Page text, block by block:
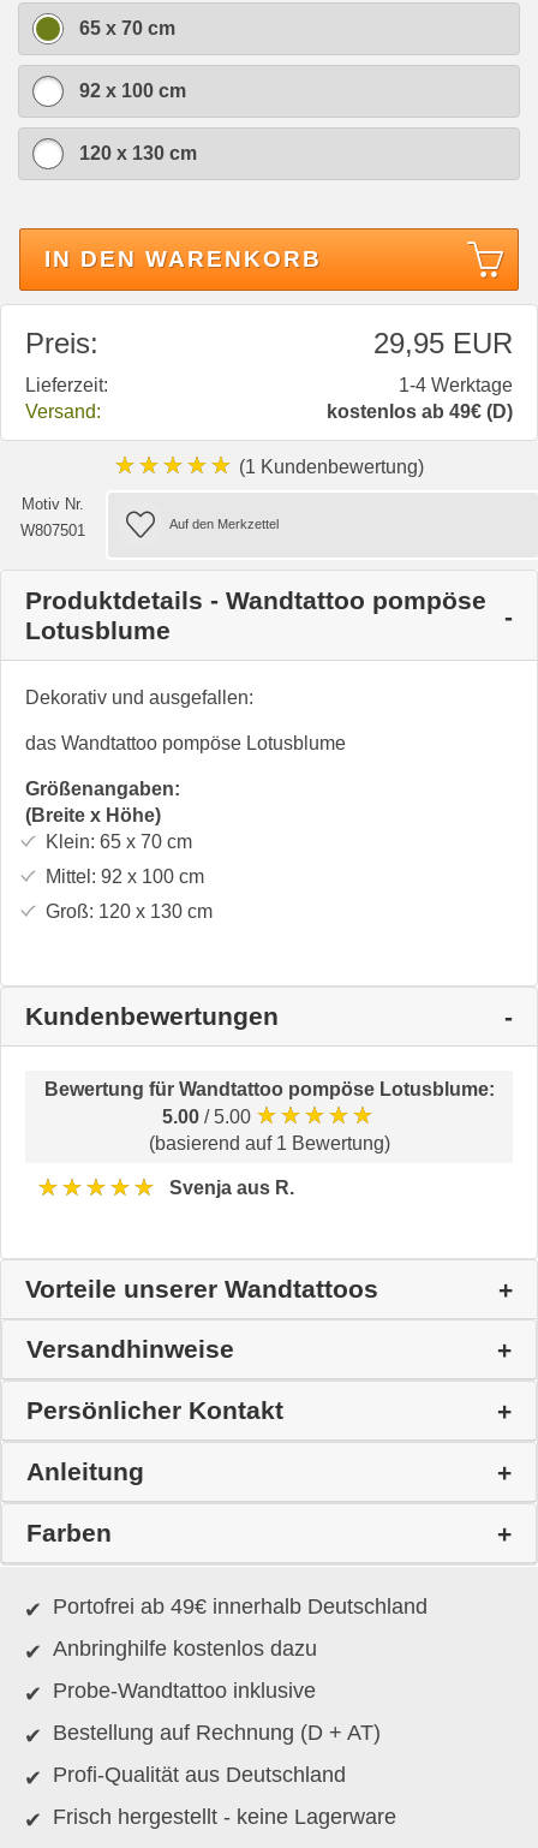
65 x 70 cm
92 x 100 cm
120 x 130 cm
IN DEN WARENKORB
Preis: 29,95 EUR
Lieferzeit:
1-4 Werktage
Versand:
kostenlos ab 49€ (D)
★★★★★ (1 Kundenbewertung)
Motiv Nr.
W807501
Produktdetails - Wandtattoo pompöse
Lotusblume
Dekorativ und ausgefallen:
das Wandtattoo pompöse Lotusblume
Größenangaben:
(Breite x Höhe)
Klein: 65 x 70cm
Mittel: 92 x 100cm
Groß: 120 x 130cm
Kundenbewertungen
Bewertung für Wandtattoo pompöse Lotusblume:
5.00 / 5.00 ★★★★★
(basierend auf 1 Bewertung)
★★★★★ Svenja aus R.
Vorteile unserer Wandtattoos
Versandhinweise
Persönlicher Kontakt
Anleitung
Farben
Portofrei ab 49€ innerhalb Deutschland
Anbringhilfe kostenlos dazu
Probe-Wandtattoo inklusive
Bestellung auf Rechnung (D + AT)
Profi-Qualität aus Deutschland
Frisch hergestellt - keine Lagerware